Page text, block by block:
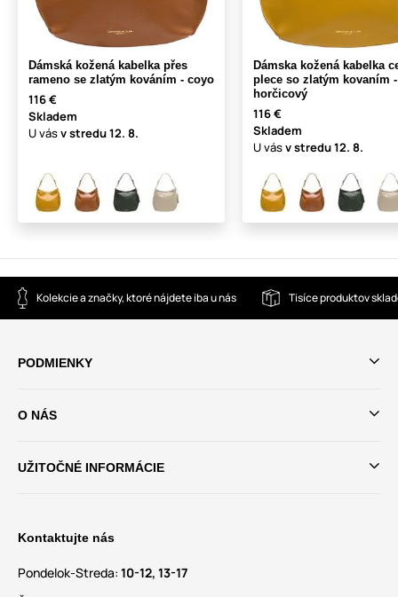
Dámská kožená kabelka přes
rameno se zlatým kováním - coyo
116 €
Skladem
U vásv stredu12. 8.
Dámska kožená kabelka
plece so zlatým kovaním -
horčicový
116 €
Skladem
U vásv stredu12. 8.
Kolekcie a značky, ktoré nájdete iba u nás Tisíce produktov
PODMIENKY
O NÁS
UŽITOČNÉ INFORMÁCIE
Kontaktujte nás
Pondelok-Streda: 10-12, 13-17